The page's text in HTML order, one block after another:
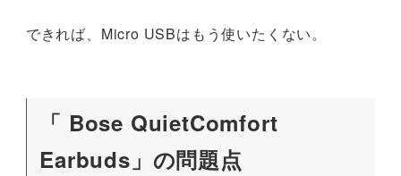
できれば、Micro USBはもう使いたくない。
「 Bose QuietComfort
Earbuds」の問題点